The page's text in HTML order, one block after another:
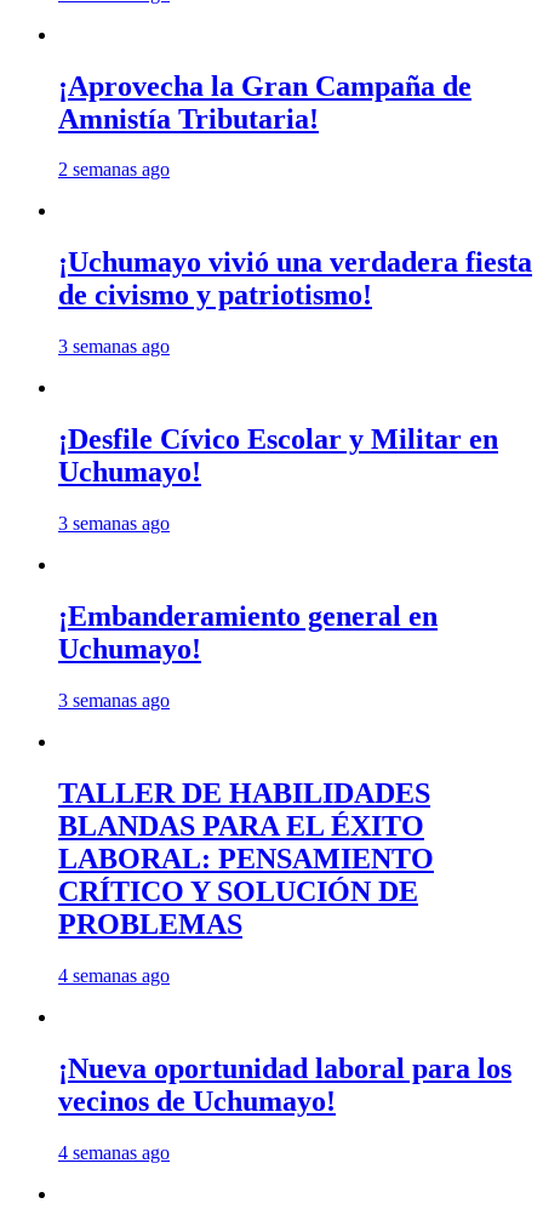
¡Aprovecha la Gran Campaña de
Amnistía Tributaria!
2 semanas ago
¡Uchumayo vivió una verdadera fiesta
de civismo y patriotismo!
3 semanas ago
¡Desfile Cívico Escolar y Militar en
Uchumayo!
3 semanas ago
¡Embanderamiento general en
Uchumayo!
3 semanas ago
TALLER DE HABILIDADES
BLANDAS PARA EL ÉXITO
LABORAL: PENSAMIENTO
CRÍTICO Y SOLUCIÓN DE
PROBLEMAS
4 semanas ago
¡Nueva oportunidad laboral para los
vecinos de Uchumayo!
4 semanas ago